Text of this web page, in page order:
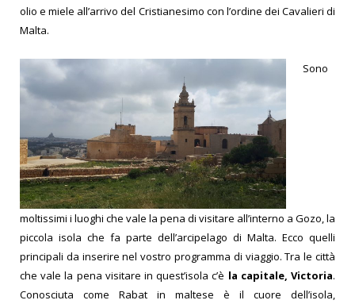
olio e miele all’arrivo del Cristianesimo con l’ordine dei Cavalieri di
Malta.
Sono
moltissimi i luoghi che vale la pena di visitare all’interno a Gozo, la
piccola isola che fa parte dell’arcipelago di Malta. Ecco quelli
principali da inserire nel vostro programma di viaggio.Tra le città
che vale la pena visitare in quest’isola c’è la capitale, Victoria.
Conosciuta come Rabat in maltese è il cuore dell’isola,